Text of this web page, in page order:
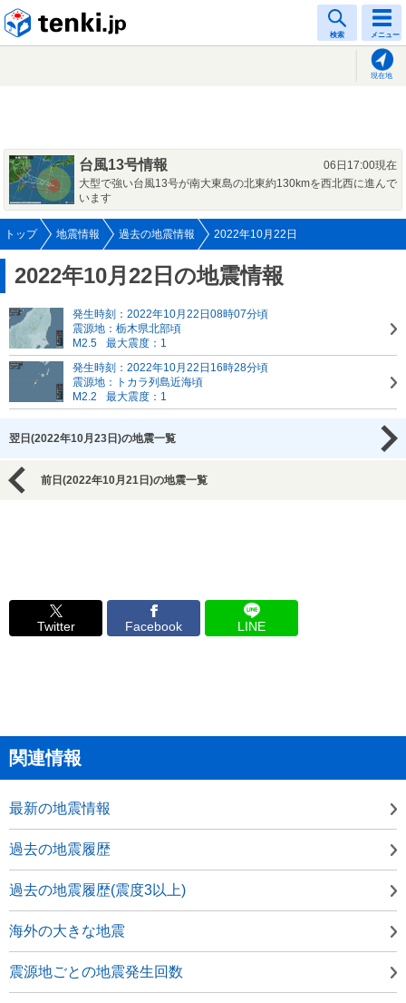
検索 メニュー
現在地
台風13号情報
06日17:00現在
大型で強い台風13号が南大東島の北東約130kmを西北西に進んで
います
トップ 地震情報 過去の地震情報 2022年10月22日
2022年10月22日の地震情報
発生時刻：2022年10月22日08時07分頃
震源地：栃木県北部頃
M2.5
最大震度：1
発生時刻：2022年10月22日16時28分頃
震源地：トカラ列島近海頃
M2.2
最大震度：1
翌日(2022年10月23日)の地震一覧
前日(2022年10月21日)の地震一覧
Twitter Facebook LINE
関連情報
最新の地震情報
過去の地震履歴
過去の地震履歴(震度3以上)
海外の大きな地震
震源地ごとの地震発生回数